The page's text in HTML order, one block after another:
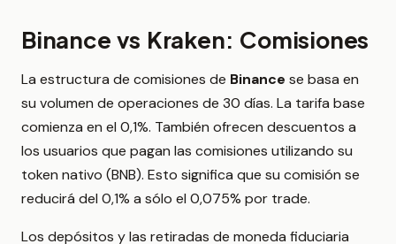
Binance vs Kraken: Comisiones
La estructura de comisiones de Binance se basa en
su volumen de operaciones de 30 días. La tarifa base
comienza en el 0,1%. También ofrecen descuentos a
los usuarios que pagan las comisiones utilizando su
token nativo (BNB). Esto significa que su comisión se
reducirá del 0,1% a sólo el 0,075% por trade.
Los depósitos y las retiradas de moneda fiduciaria